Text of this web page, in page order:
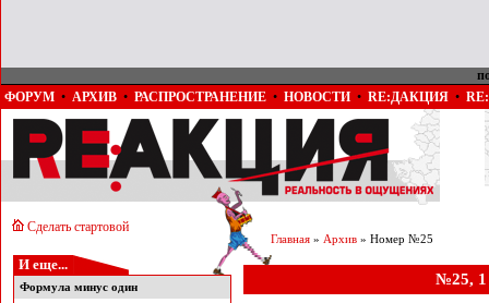
ФОРУМ • АРХИВ • РАСПРОСТРАНЕНИЕ • НОВОСТИ • RE:ДАКЦИЯ •
Сделать стартовой
И еще...
Формула минус один
Главная » Архив » Номер №25
№25, 1